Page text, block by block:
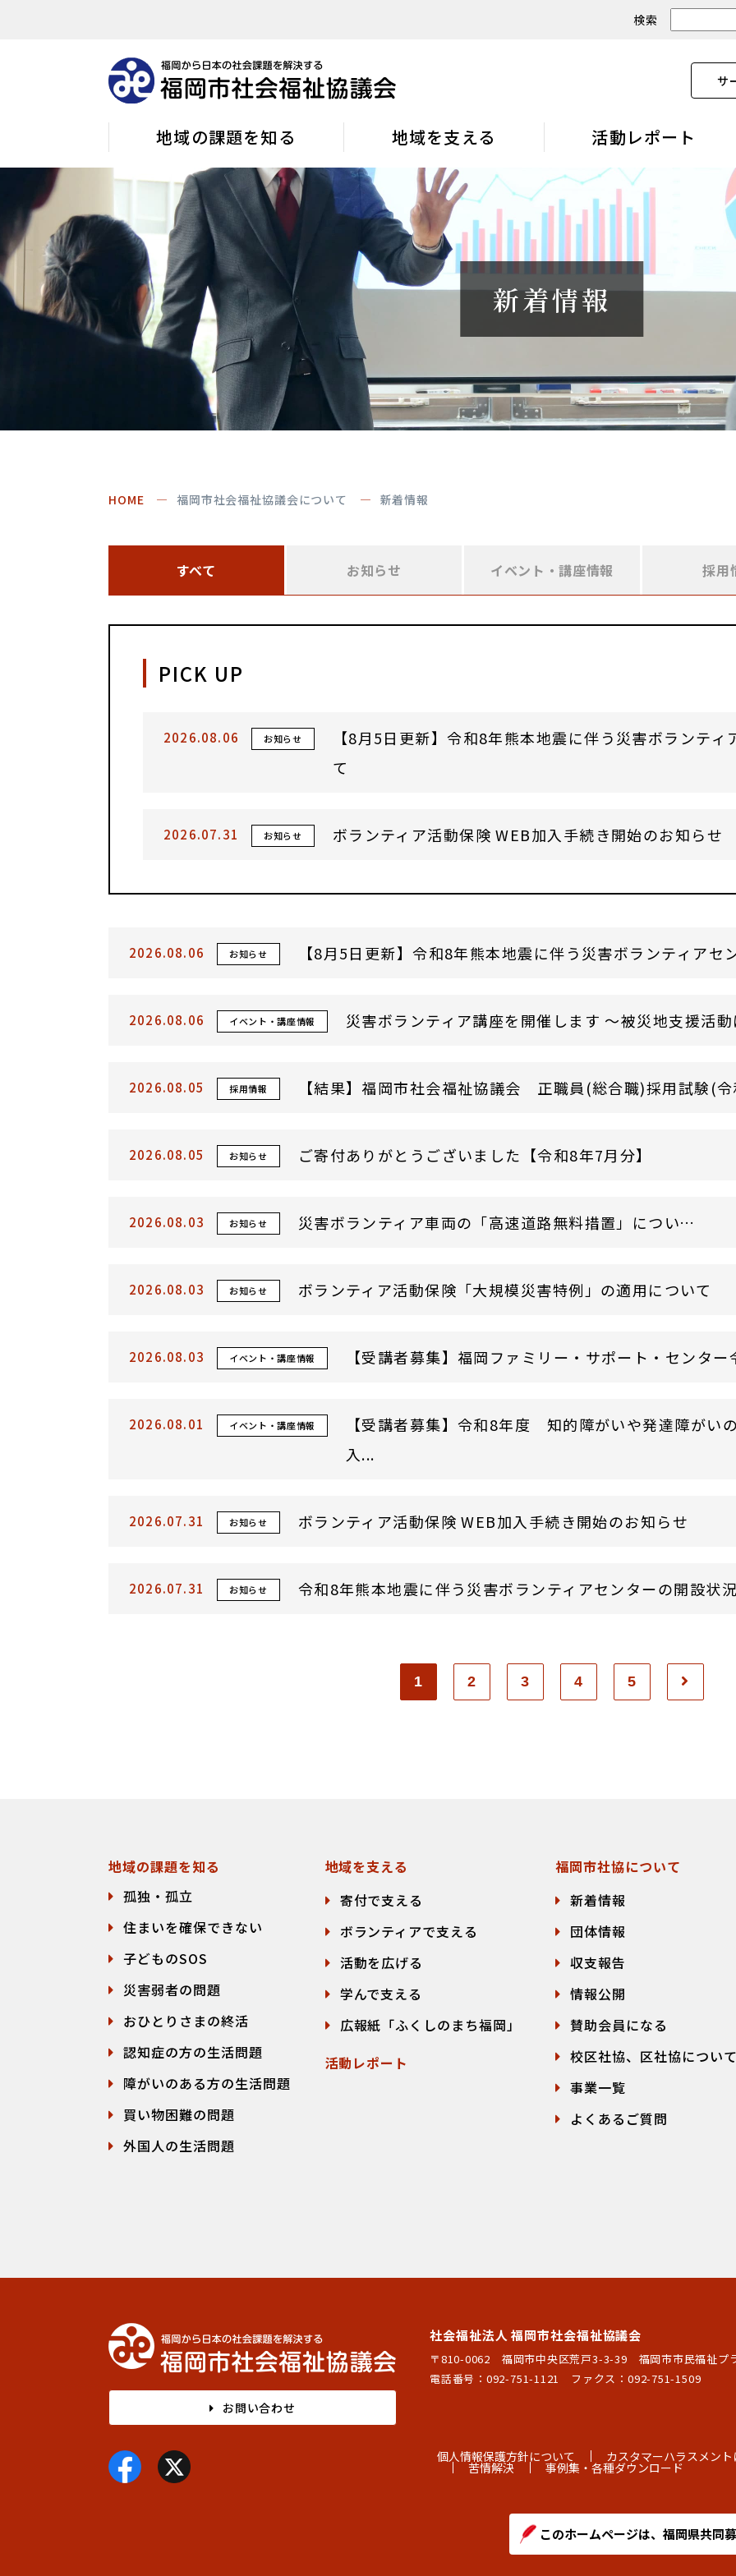
検索
サ
地域の課題を知る 地域を支える 活動レポート
新着情報
HOME 福岡市社会福祉協議会について 新着情報
すべて お知らせ イベント・講座情報 採用
PICK UP
2026.08.06 お知らせ
【8月5日更新】令和8年熊本地震に伴う災害ボランテ
て
2026.07.31 お知らせ ボランティア活動保険 WEB加入手続き開始のお知らせ
2026.08.06 お知らせ 【8月5日更新】令和8年熊本地震に伴う災害ボランティアセ
2026.08.06 イベント・講座情報 災害ボランティア講座を開催します ～被災地支援活
2026.08.05 採用情報 【結果】福岡市社会福祉協議会 正職員(総合職)採用試験(
2026.08.05 お知らせ ご寄付ありがとうございました【令和8年7月分】
2026.08.03 お知らせ 災害ボランティア車両の「高速道路無料措置」について
2026.08.03 お知らせ ボランティア活動保険「大規模災害特例」の適用について
2026.08.03 イベント・講座情報 【受講者募集】福岡ファミリー・サポート・センタ
2026.08.01 イベント・講座情報
【受講者募集】令和8年度 知的障がいや発達障がい
入...
2026.07.31 お知らせ ボランティア活動保険 WEB加入手続き開始のお知らせ
2026.07.31 お知らせ 令和8年熊本地震に伴う災害ボランティアセンターの開設状
1 2 3 4 5
地域の課題を知る
孤独・孤立
住まいを確保できない
子どものSOS
災害弱者の問題
おひとりさまの終活
認知症の方の生活問題
障がいのある方の生活問題
買い物困難の問題
外国人の生活問題
地域を支える
寄付で支える
ボランティアで支える
活動を広げる
学んで支える
広報紙「ふくしのまち福岡」
活動レポート
福岡市社協について
新着情報
団体情報
収支報告
情報公開
賛助会員になる
校区社協、区社協について
事業一覧
よくあるご質問
お問い合わせ
社会福祉法人 福岡市社会福祉協議会
〒810-0062 福岡市中央区荒戸3-3-39 福岡市市民福祉プ
電話番号： 092-751-1121 ファクス：092-751-1509
個人情報保護方針について カスタマーハラスメン
苦情解決 事例集・各種ダウンロード
このホームページは、福岡県共同